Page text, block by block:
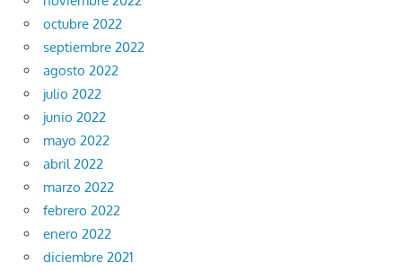
octubre 2022
septiembre 2022
agosto 2022
julio 2022
junio 2022
mayo 2022
abril 2022
marzo 2022
febrero 2022
enero 2022
diciembre 2021